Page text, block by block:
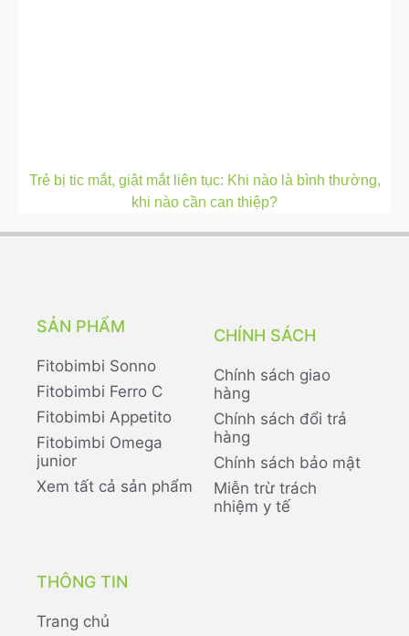
Trẻ bị tic mắt, giật mắt liên tục: Khi nào là bình thường,
khi nào cần can thiệp?
SẢN PHẨM
Fitobimbi Sonno
Fitobimbi Ferro C
Fitobimbi Appetito
Fitobimbi Omega
junior
Xem tất cả sản phẩm
CHÍNH SÁCH
Chính sách giao
hàng
Chính sách đổi trả
hàng
Chính sách bảo mật
Miễn trừ trách
nhiệm y tế
THÔNG TIN
Trang chủ